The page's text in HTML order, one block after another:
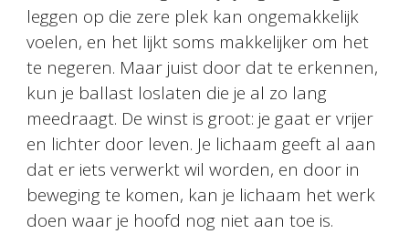
leggen op die zere plek kan ongemakkelijk
voelen, en het lijkt soms makkelijker om het
te negeren. Maar juist door dat te erkennen,
kun je ballast loslaten die je al zo lang
meedraagt. De winst is groot: je gaat er vrijer
en lichter door leven. Je lichaam geeft al aan
dat er iets verwerkt wil worden, en door in
beweging te komen, kan je lichaam het werk
doen waar je hoofd nog niet aan toe is.